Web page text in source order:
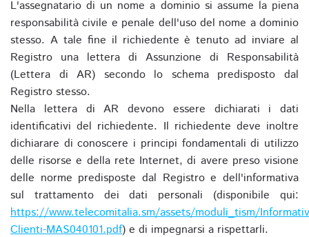
L'assegnatario di un nome a dominio si assume la piena
responsabilità civile e penale dell'uso del nome a dominio
stesso. A tale fine il richiedente è tenuto ad inviare al
Registro una lettera di Assunzione di Responsabilità
(Lettera di AR) secondo lo schema predisposto dal
Registro stesso.
Nella lettera di AR devono essere dichiarati i dati
identificativi del richiedente. Il richiedente deve inoltre
dichiarare di conoscere i principi fondamentali di utilizzo
delle risorse e della rete Internet, di avere preso visione
delle norme predisposte dal Registro e dell'informativa
sul trattamento dei dati personali (disponibile qui:
https://www.telecomitalia.sm/assets/moduli_tism/
Clienti-MAS040101.pdf) e di impegnarsi a rispettarli.